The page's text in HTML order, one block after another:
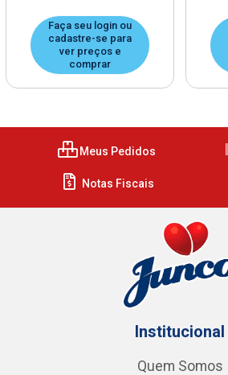
Faça seu login ou
cadastre-se para
ver preços e
comprar
Meus Pedidos
Notas Fiscais
Institucional
Quem Somos